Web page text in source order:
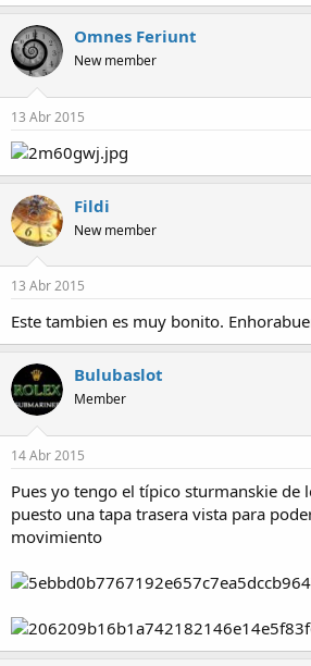
Omnes Feriunt
New member
13 Abr 2015
Fildi
New member
13 Abr 2015
Este tambien es muy bonito.
Bulubaslot
Member
14 Abr 2015
Pues yo tengo el típico sturmanskie de
puesto una tapa trasera vista para
movimiento